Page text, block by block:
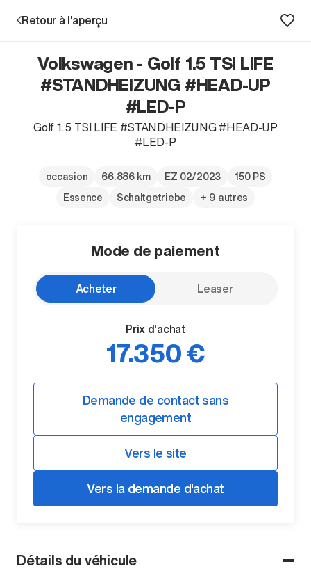
Prestations
Recherche d'un véhicule
Retour à l'aperçu
Détails du véhicule
Volkswagen - Golf 1.5 TSI LIFE
#STANDHEIZUNG #HEAD-UP
#LED-P
Golf 1.5 TSI LIFE #STANDHEIZUNG #HEAD-UP
#LED-P
occasion 66.886 km EZ 02/2023
150 PS
Essence
Schaltgetriebe + 9 autres
Mode de paiement
Acheter Leaser
Prix d'achat
17.350 €
Demande de contact sans
engagement
Vers le site
Vers la demande d'achat